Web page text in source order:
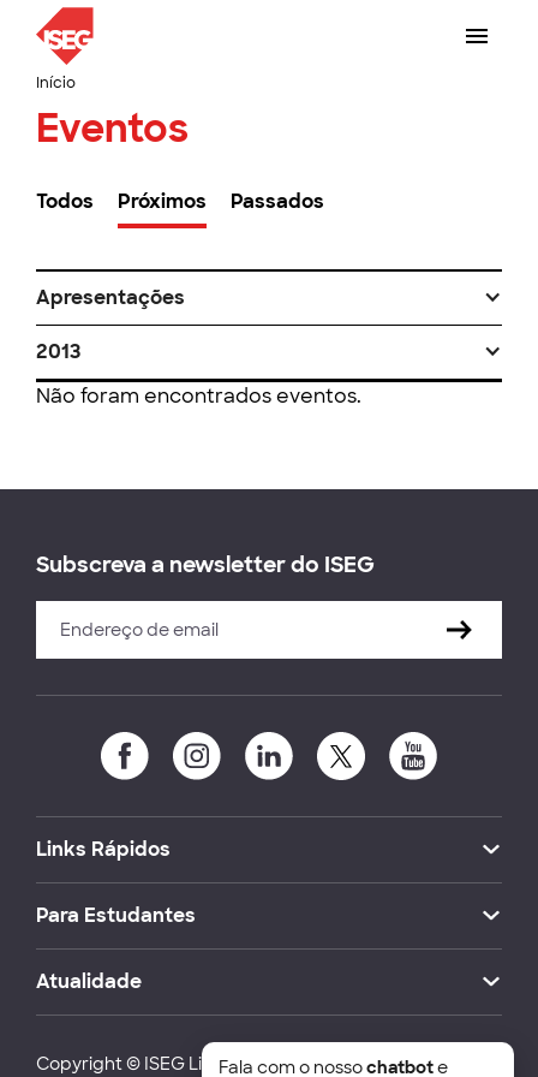
Início
Eventos
Todos Próximos Passados
Apresentações
2013
Não foram encontrados eventos.
Subscreva a newsletter do ISEG
Links Rápidos
Para Estudantes
Atualidade
Copyright © ISEG Lisbon School of Economics and
Fala com o nossochatbote